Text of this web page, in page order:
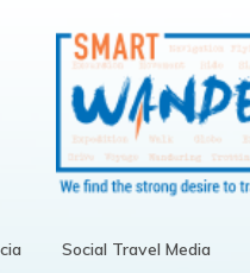
Social Travel Media